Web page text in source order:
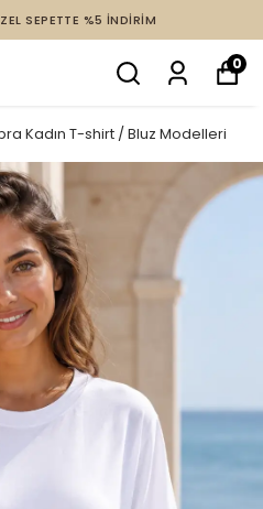
SEPETTE %5 İNDİRİM
0
Kadın T-shirt / Bluz Modelleri